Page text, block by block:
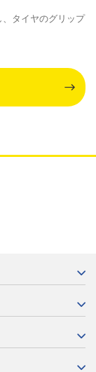
タイヤのグリップ